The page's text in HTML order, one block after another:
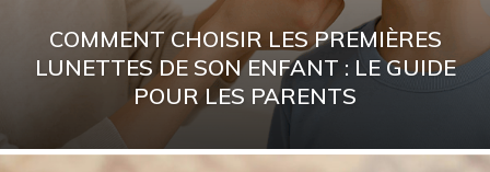
COMMENT CHOISIR LES PREMIÈRES
LUNETTES DE SON ENFANT : LE GUIDE
POUR LES PARENTS